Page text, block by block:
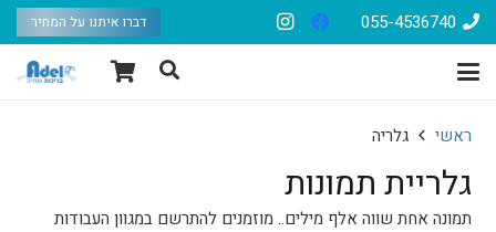
055-4536740 דברו איתנו על המחיר
ראשי גלריה
גלריית תמונות
תמונה אחת שווה אלף מילים.. מוזמנים להתרשם במגוון העבודות